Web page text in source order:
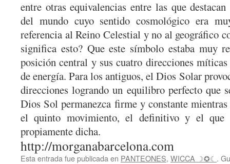
entre otras equivalencias entre las que
del mundo cuyo sentido cosmológico era
referencia al Reino Celestial y no al geográfico
significa esto? Que este símbolo estaba muy
posición central y sus cuatro direcciones
de energía. Para los antiguos, el Dios Solar
direcciones logrando un equilibro perfecto que
Dios Sol permanezca firme y constante
el quinto movimiento, el definitivo y el
propiamente dicha.
http://morganabarcelona.com
Esta entrada fue publicada en PANTEONES, WICCA ☽✪☾ .